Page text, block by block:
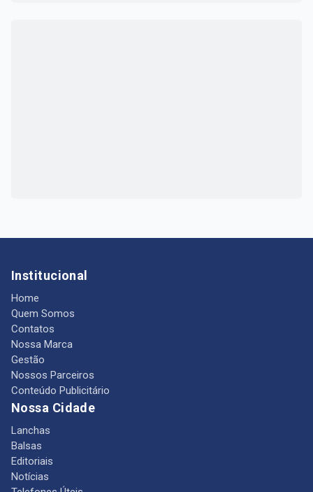
Institucional
Home
Quem Somos
Contatos
Nossa Marca
Gestão
Nossos Parceiros
Conteúdo Publicitário
Nossa Cidade
Lanchas
Balsas
Editoriais
Notícias